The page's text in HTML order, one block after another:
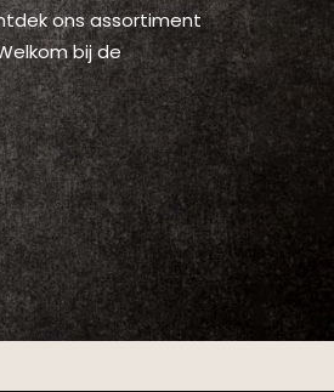
ons assortiment
bij de